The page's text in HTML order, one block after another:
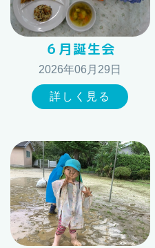
６月誕生会
2026年06月29日
詳しく見る